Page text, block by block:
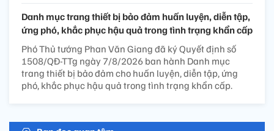
Danh mục trang thiết bị bảo đảm huấn luyện, diễn tập,
ứng phó, khắc phục hậu quả trong tình trạng khẩn cấp
Phó Thủ tướng Phan Văn Giang đã ký Quyết định số
1508/QĐ-TTg ngày 7/8/2026 ban hành Danh mục
trang thiết bị bảo đảm cho huấn luyện, diễn tập, ứng
phó, khắc phục hậu quả trong tình trạng khẩn cấp.